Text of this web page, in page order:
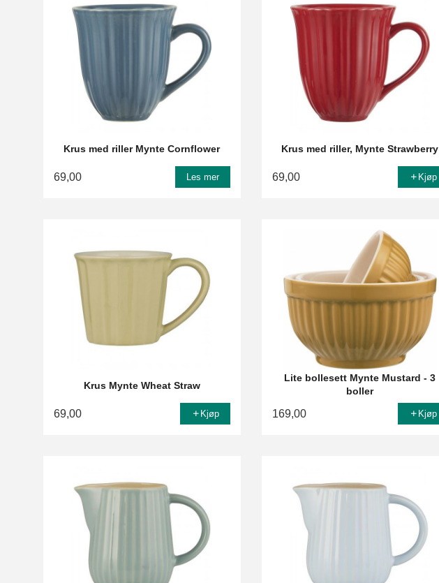
Krus med riller Mynte Cornflower
69,00 Les mer
Krus med riller, Mynte Strawberry
69,00 Kjøp
Krus Mynte Wheat Straw
69,00 Kjøp
Lite bollesett Mynte Mustard - 3
boller
169,00 Kjøp